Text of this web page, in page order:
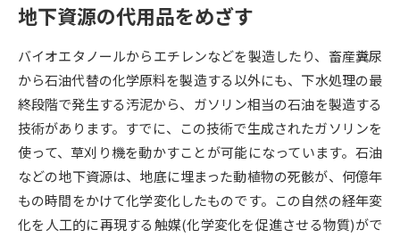
データサイエンス特集 奨学金・特待生制度特集
デジタルパンフレット 進路の３択
新学年スタート号特集ページ
（高3生用）
新学年スタート号特集ページ
（高2生用）
SELFBRAND特集ページ
オープンキャンパスなどを調べる
地下資源の代用品をめざす
バイオエタノールからエチレンなどを製造したり、畜産糞尿
から石油代替の化学原料を製造する以外にも、下水処理の最
終段階で発生する汚泥から、ガソリン相当の石油を製造する
技術があります。すでに、この技術で生成されたガソリンを
使って、草刈り機を動かすことが可能になっています。石油
などの地下資源は、地底に埋まった動植物の死骸が、何億年
もの時間をかけて化学変化したものです。この自然の経年変
化を人工的に再現する触媒(化学変化を促進させる物質)がで